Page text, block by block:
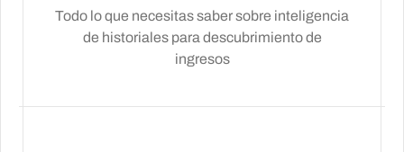
Todo lo que necesitas saber sobre inteligencia
de historiales para descubrimiento de
ingresos